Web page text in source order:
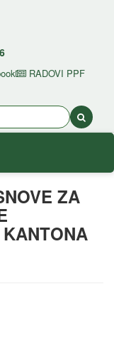
RADOVI PPF
ZA